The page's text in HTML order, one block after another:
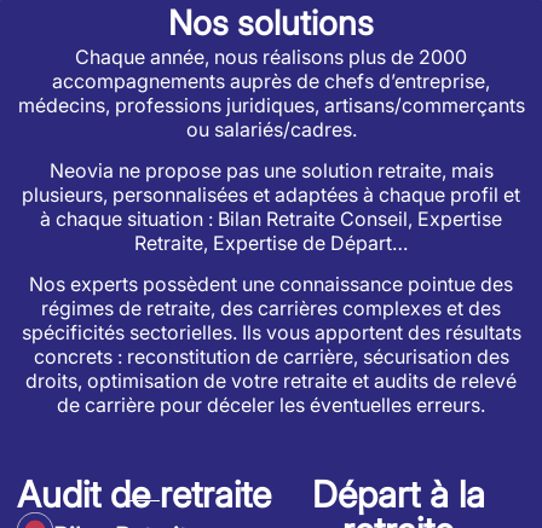
Nos solutions
Chaque année, nous réalisons plus de 2000
accompagnements auprès de chefs d’entreprise,
médecins, professions juridiques, artisans/commerçants
ou salariés/cadres.
Neovia ne propose pas une solution retraite, mais
plusieurs, personnalisées et adaptées à chaque profil et
à chaque situation : Bilan Retraite Conseil, Expertise
Retraite, Expertise de Départ…
Nos experts possèdent une connaissance pointue des
régimes de retraite, des carrières complexes et des
spécificités sectorielles. Ils vous apportent des résultats
concrets : reconstitution de carrière, sécurisation des
droits, optimisation de votre retraite et audits de relevé
de carrière pour déceler les éventuelles erreurs.
Audit de retraite
Départ à la